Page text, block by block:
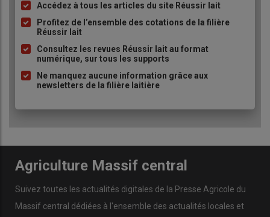
Liste
à
puce
Accédez à tous les articles du site Réussir lait
Profitez de l’ensemble des cotations de la filière
Réussir lait
Consultez les revues Réussir lait au format
numérique, sur tous les supports
Ne manquez aucune information grâce aux
newsletters de la filière laitière
Agriculture Massif central
Suivez toutes les actualités digitales de la Presse Agricole du
Massif central dédiées à l'ensemble des actualités locales et